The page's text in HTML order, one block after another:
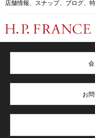
店舗情報、スナップ、ブログ、特
お